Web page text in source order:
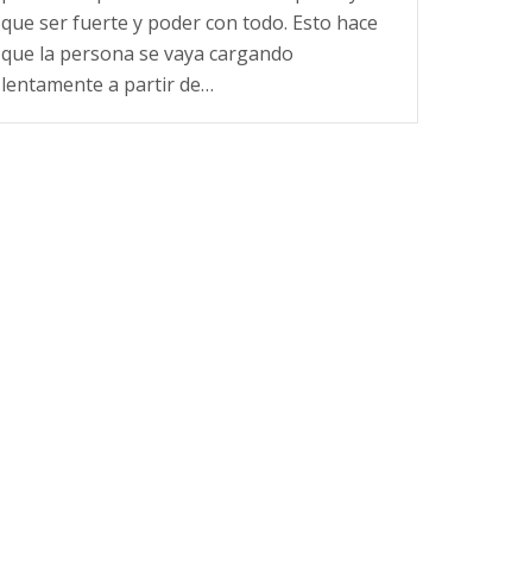
que ser fuerte y poder con todo. Esto hace
que la persona se vaya cargando
lentamente a partir de…